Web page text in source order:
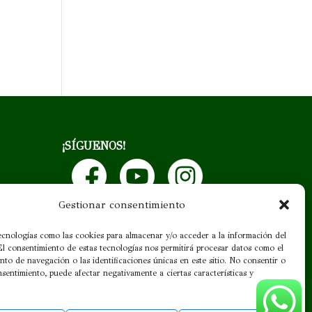
Gestionar consentimiento
como las cookies para almacenar y/o acceder a la información del
consentimiento de estas tecnologías nos permitirá procesar datos como el
de navegación o las identificaciones únicas en este sitio. No consentir o
puede afectar negativamente a ciertas características y
¡SÍGUENOS!